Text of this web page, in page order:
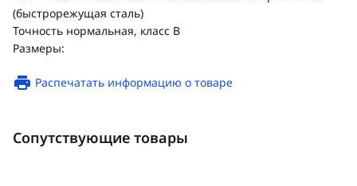
(быстрорежущая сталь)
Точность нормальная, класс В
Размеры:
Распечатать информацию о товаре
Сопутствующие товары